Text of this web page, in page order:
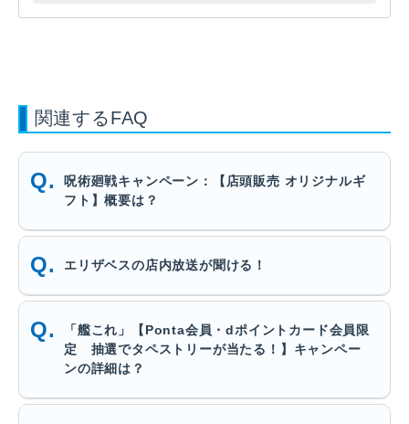
関連するFAQ
呪術廻戦キャンペーン：【店頭販売 オリジナルギ
フト】概要は？
エリザベスの店内放送が聞ける！
「艦これ」【Ponta会員・dポイントカード会員限
定 抽選でタペストリーが当たる！】キャンペー
ンの詳細は？